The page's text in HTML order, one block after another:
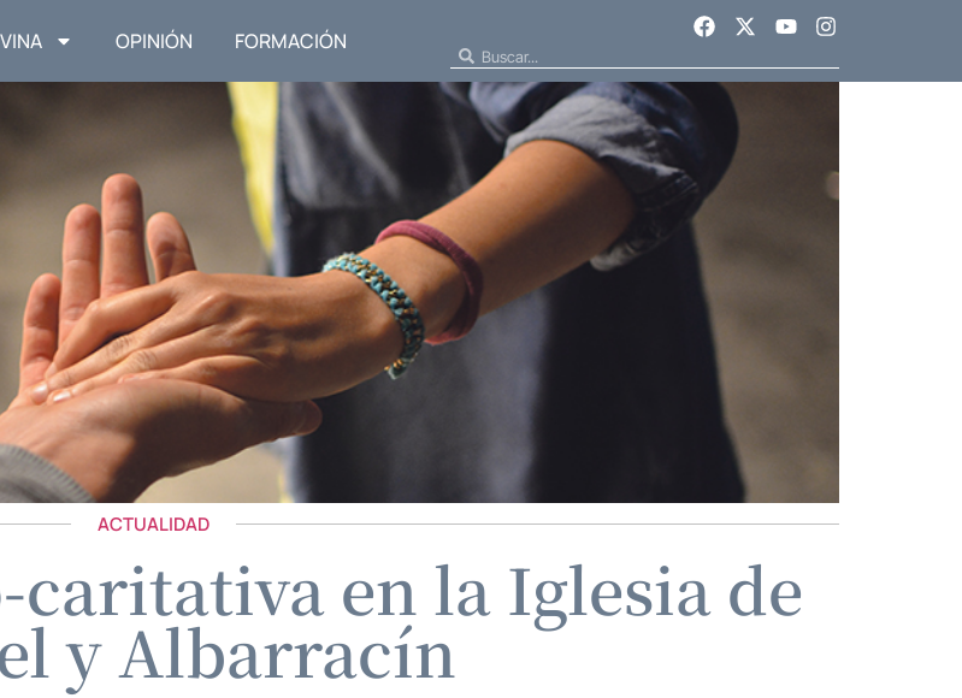
OPINIÓN FORMACIÓN
ACTUALIDAD
en la Iglesia de
y Albarracín